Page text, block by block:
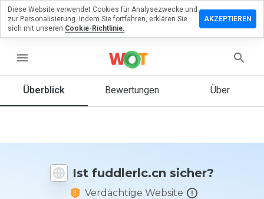
menu
Überblick Bewertungen Über
Ist fuddlerlc.cn sicher?
Verdächtige Website
eine
würden
Skala von
Diese Website verwendet Cookies für Analysezwecke und
zur Personalisierung. Indem Sie fortfahren, erklären Sie
sich mit unseren Cookie-Richtlinie.
AKZEPTIEREN